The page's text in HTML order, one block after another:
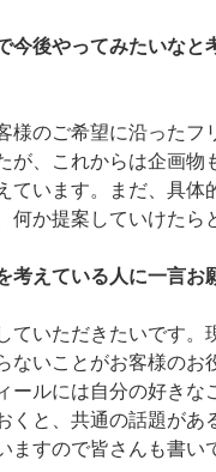
今後やってみたいなと
様のご希望に沿ったフ
が、これからは企画物
ています。まだ、具体
何か提案していけたら
考えている人に一言お
ていただきたいです。
ないことがお客様のお
ールには自分の好きな
くと、共通の話題があ
ますので皆さんも書い